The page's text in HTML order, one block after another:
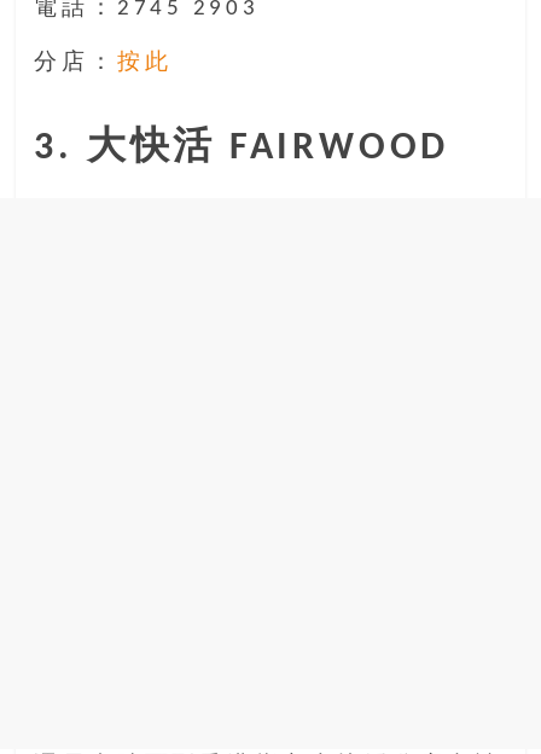
電話：2745 2903
分店： 按此
3. 大快活 FAIRWOOD